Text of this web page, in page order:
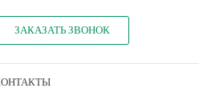
ЗАКАЗАТЬ ЗВОНОК